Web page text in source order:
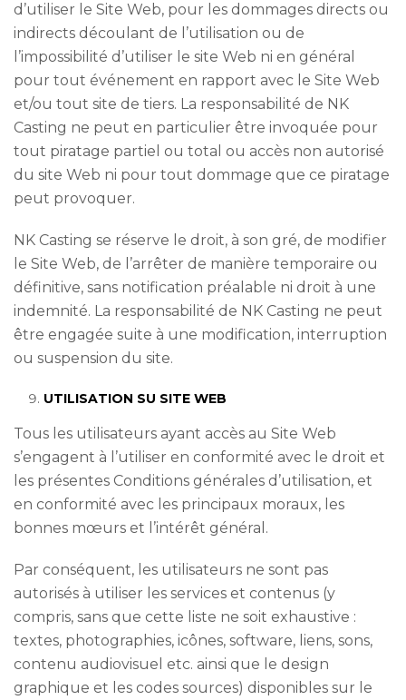
d’utiliser le Site Web, pour les dommages directs ou
indirects découlant de l’utilisation ou de
l’impossibilité d’utiliser le site Web ni en général
pour tout événement en rapport avec le Site Web
et/ou tout site de tiers. La responsabilité de NK
Casting ne peut en particulier être invoquée pour
tout piratage partiel ou total ou accès non autorisé
du site Web ni pour tout dommage que ce piratage
peut provoquer.
NK Casting se réserve le droit, à son gré, de modifier
le Site Web, de l’arrêter de manière temporaire ou
définitive, sans notification préalable ni droit à une
indemnité. La responsabilité de NK Casting ne peut
être engagée suite à une modification, interruption
ou suspension du site.
UTILISATION SU SITE WEB
Tous les utilisateurs ayant accès au Site Web
s’engagent à l’utiliser en conformité avec le droit et
les présentes Conditions générales d’utilisation, et
en conformité avec les principaux moraux, les
bonnes mœurs et l’intérêt général.
Par conséquent, les utilisateurs ne sont pas
autorisés à utiliser les services et contenus (y
compris, sans que cette liste ne soit exhaustive :
textes, photographies, icônes, software, liens, sons,
contenu audiovisuel etc. ainsi que le design
graphique et les codes sources) disponibles sur le